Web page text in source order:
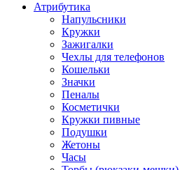
Атрибутика
Напульсники
Кружки
Зажигалки
Чехлы для телефонов
Кошельки
Значки
Пеналы
Косметички
Кружки пивные
Подушки
Жетоны
Часы